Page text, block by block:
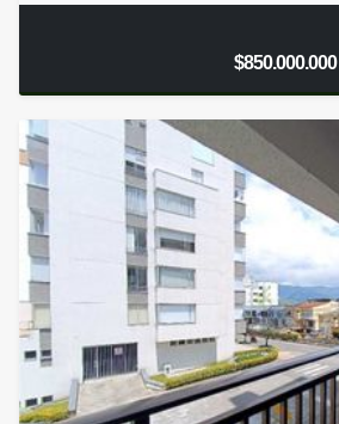
$850.000.000